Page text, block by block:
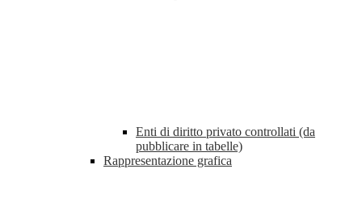
Enti di diritto privato controllati (da
pubblicare in tabelle)
Rappresentazione grafica